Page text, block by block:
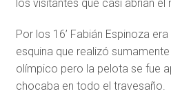
los visitantes que casi abrían el
Por los 16’ Fabián Espinoza
esquina que realizó
olímpico pero la pelota se fue
chocaba en todo el travesaño.